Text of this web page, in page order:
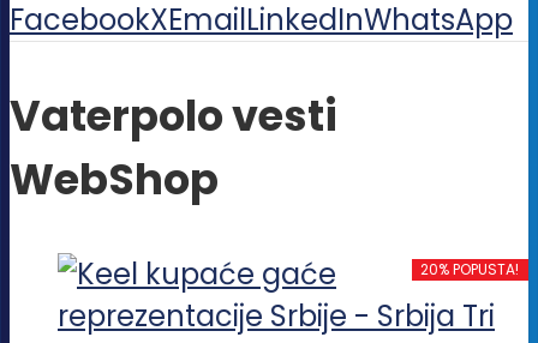
FacebookXEmailLinkedInWhatsApp
Vaterpolo vesti
WebShop
20% POPUSTA!